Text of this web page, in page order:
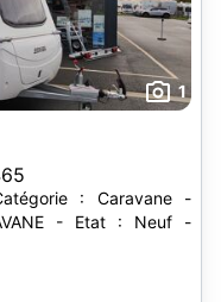
1
: Caravane -
- Etat : Neuf -